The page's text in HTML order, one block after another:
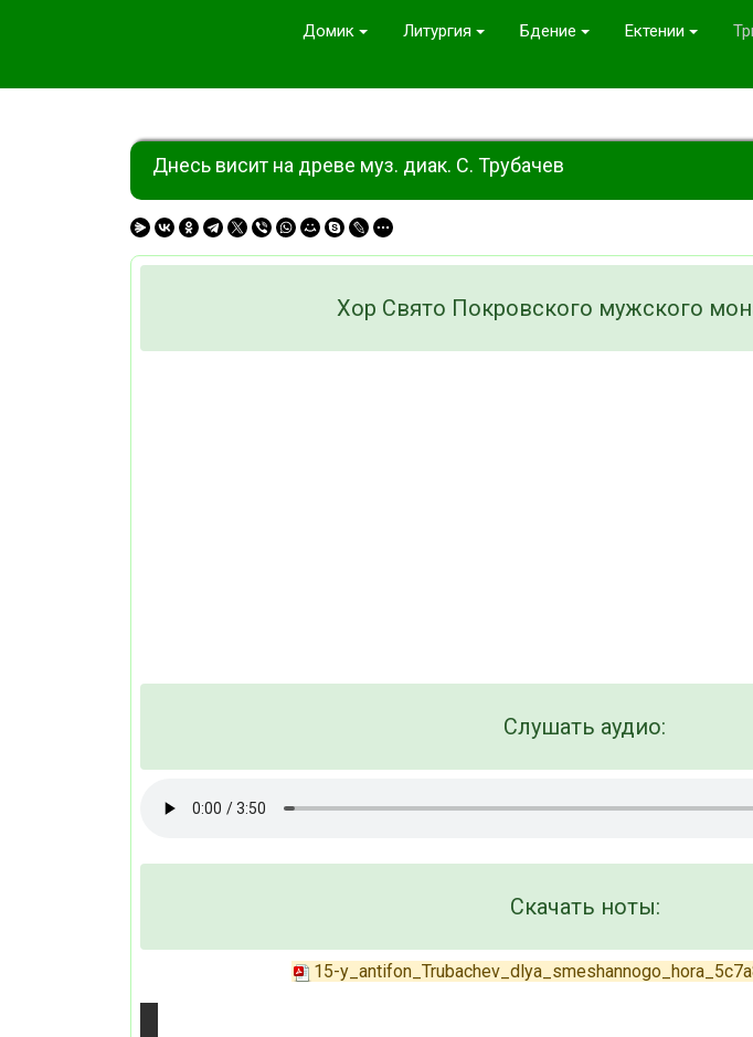
Домик Литургия Бдение Ектении
Днесь висит на древе муз. диак. С. Трубачев
Хор Свято Покровского мужского
Слушать аудио:
Скачать ноты:
15-